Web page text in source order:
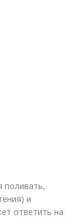
поливать,
и
ответить на